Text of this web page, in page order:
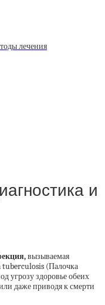
лечения
и
вызываемая
tuberculosis (Палочка
угрозу здоровье обеих
даже приводя к смерти